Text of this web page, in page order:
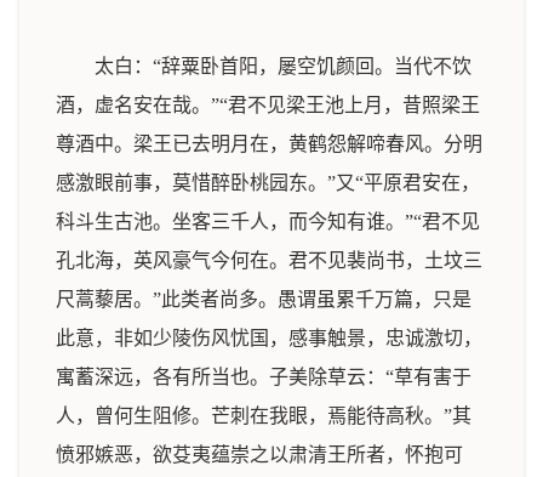
太白：“辞粟卧首阳，屡空饥颜回。当代不饮
酒，虚名安在哉。”“君不见梁王池上月，昔照梁王
尊酒中。梁王已去明月在，黄鹤怨解啼春风。分明
感激眼前事，莫惜醉卧桃园东。”又“平原君安在，
科斗生古池。坐客三千人，而今知有谁。”“君不见
孔北海，英风豪气今何在。君不见裴尚书，土坟三
尺蒿藜居。”此类者尚多。愚谓虽累千万篇，只是
此意，非如少陵伤风忧国，感事触景，忠诚激切，
寓蓄深远，各有所当也。子美除草云：“草有害于
人，曾何生阻修。芒刺在我眼，焉能待高秋。”其
愤邪嫉恶，欲芟夷蕴崇之以肃清王所者，怀抱可